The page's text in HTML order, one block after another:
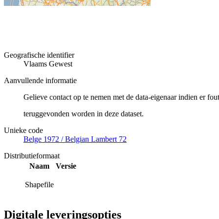
Geografische identifier
Vlaams Gewest
Aanvullende informatie
Gelieve contact op te nemen met de data-eigenaar indien er
teruggevonden worden in deze dataset.
Unieke code
Belge 1972 / Belgian Lambert 72
Distributieformaat
Naam
Versie
Shapefile
Digitale leveringsopties